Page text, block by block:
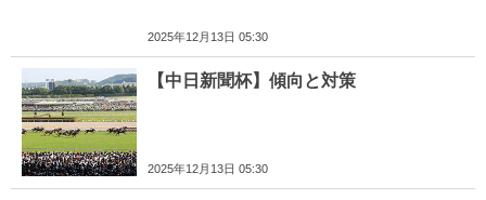
2025年12月13日 05:30
【中日新聞杯】傾向と対策
2025年12月13日 05:30